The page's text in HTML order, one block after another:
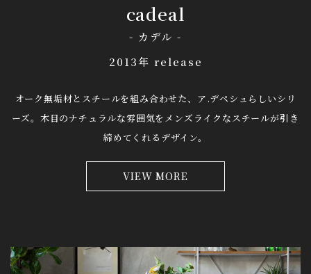
cadeal
- カデル -
2013年 release
オーク無垢材とスチールを組み合わせた、ア.デペシュらしいシリ
ーズ。 木目のナチュラルな雰囲気をメンズライクなスチールが引き
締めてくれるデザイン。
VIEW MORE